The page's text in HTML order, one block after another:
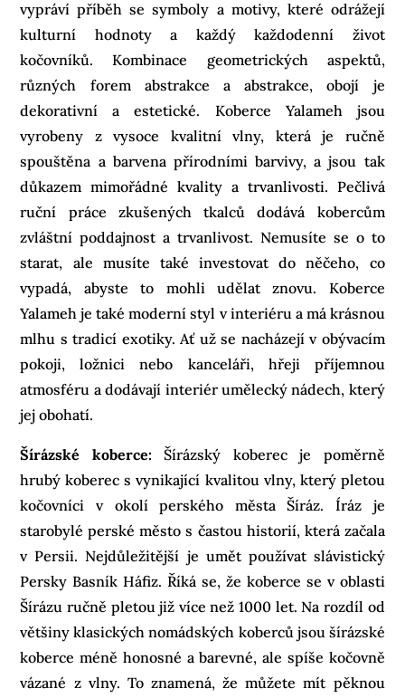
vypráví příběh se symboly a motivy, které odrážejí
kulturní hodnoty a každý každodenní život
kočovníků. Kombinace geometrických aspektů,
různých forem abstrakce a abstrakce, obojí je
dekorativní a estetické. Koberce Yalameh jsou
vyrobeny z vysoce kvalitní vlny, která je ručně
spouštěna a barvena přírodními barvivy, a jsou tak
důkazem mimořádné kvality a trvanlivosti. Pečlivá
ruční práce zkušených tkalců dodává kobercům
zvláštní poddajnost a trvanlivost. Nemusíte se o to
starat, ale musíte také investovat do něčeho, co
vypadá, abyste to mohli udělat znovu. Koberce
Yalameh je také moderní styl v interiéru a má krásnou
mlhu s tradicí exotiky. Ať už se nacházejí v obývacím
pokoji, ložnici nebo kanceláři, hřeji příjemnou
atmosféru a dodávají interiér umělecký nádech, který
jej obohatí.
Šírázské koberce: Šírázský koberec je poměrně
hrubý koberec s vynikající kvalitou vlny, který pletou
kočovníci v okolí perského města Šíráz. Íráz je
starobylé perské město s častou historií, která začala
v Persii. Nejdůležitější je umět používat slávistický
Persky Basník Háfiz. Říká se, že koberce se v oblasti
Šírázu ručně pletou již více než 1000 let. Na rozdíl od
většiny klasických nomádských koberců jsou šírázské
koberce méně honosné a barevné, ale spíše kočovně
vázané z vlny. To znamená, že můžete mít pěknou